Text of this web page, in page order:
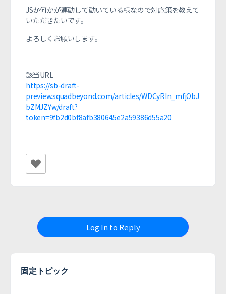
JSか何かが連動して動いている様なので対応策を教えて
いただきたいです。
よろしくお願いします。
該当URL
https://sb-draft-
preview.squadbeyond.com/articles/WDCyRIn_mfjObJ
bZMJZYw/draft?
token=9fb2d0bf8afb380645e2a59386d55a20
Log In to Reply
固定トピック